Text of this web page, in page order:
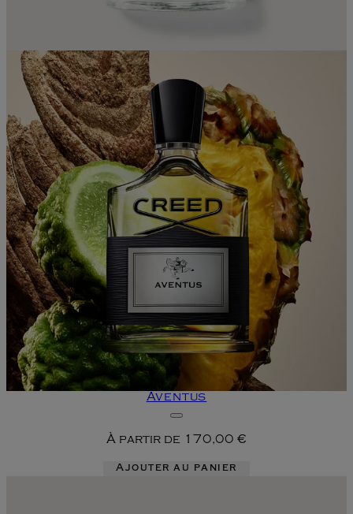
Aventus
À partir de 170,00 €
Ajouter au panier